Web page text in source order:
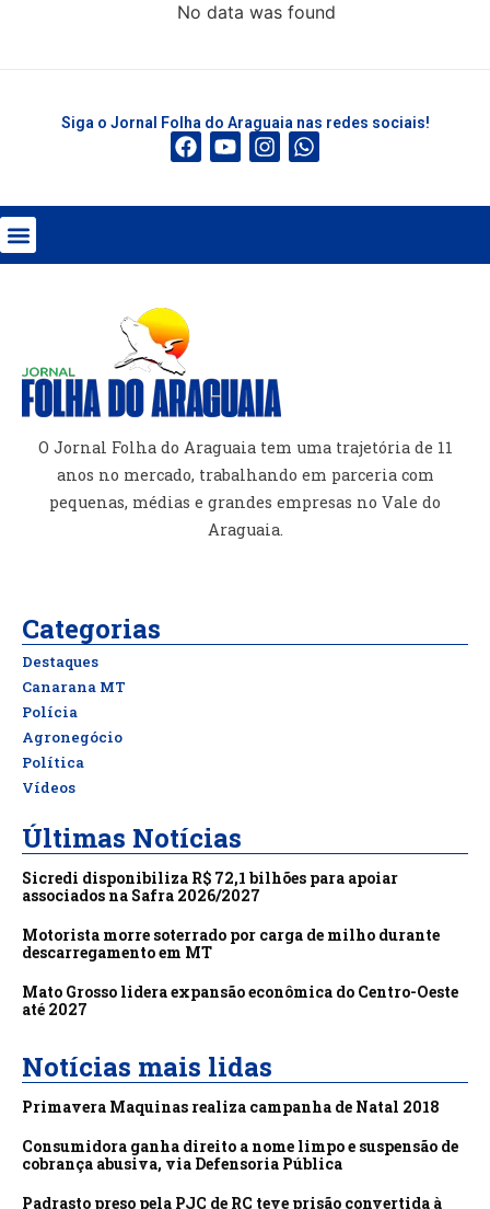
No data was found
Siga o Jornal Folha do Araguaia nas redes sociais!
O Jornal Folha do Araguaia tem uma trajetória de 11
anos no mercado, trabalhando em parceria com
pequenas, médias e grandes empresas no Vale do
Araguaia.
Categorias
Destaques
Canarana MT
Polícia
Agronegócio
Política
Vídeos
Últimas Notícias
Sicredi disponibiliza R$ 72,1 bilhões para apoiar
associados na Safra 2026/2027
Motorista morre soterrado por carga de milho durante
descarregamento em MT
Mato Grosso lidera expansão econômica do Centro-Oeste
até 2027
Notícias mais lidas
Primavera Maquinas realiza campanha de Natal 2018
Consumidora ganha direito a nome limpo e suspensão de
cobrança abusiva, via Defensoria Pública
Padrasto preso pela PJC de RC teve prisão convertida à